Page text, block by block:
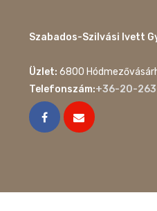
Szabados-Szilvási Ivett
Üzlet: 6800
Telefonszám:+36-20-